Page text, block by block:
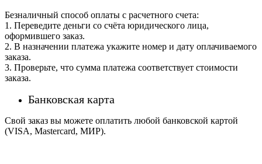
Безналичный способ оплаты с расчетного счета:
1. Переведите деньги со счёта юридического лица,
оформившего заказ.
2. В назначении платежа укажите номер и дату оплачиваемого
заказа.
3. Проверьте, что сумма платежа соответствует стоимости
заказа.
Банковская карта
Свой заказ вы можете оплатить любой банковской картой
(VISA, Mastercard, МИР).